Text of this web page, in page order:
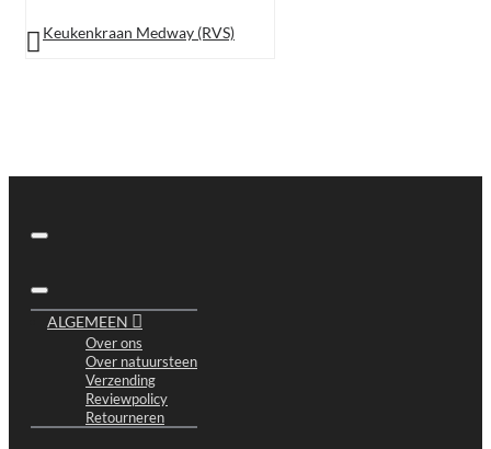
Keukenkraan Medway (RVS)
ALGEMEEN
Over ons
Over natuursteen
Verzending
Reviewpolicy
Retourneren